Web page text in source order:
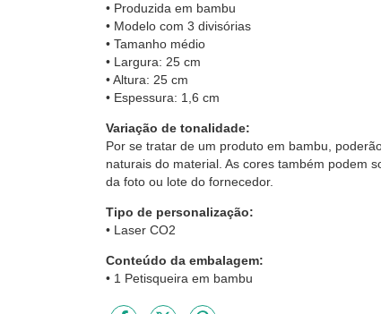
• Produzida em bambu
• Modelo com 3 divisórias
• Tamanho médio
• Largura: 25 cm
• Altura: 25 cm
• Espessura: 1,6 cm
Variação de tonalidade:
Por se tratar de um produto em bambu,
naturais do material. As cores também podem
da foto ou lote do fornecedor.
Tipo de personalização:
• Laser CO2
Conteúdo da embalagem:
• 1 Petisqueira em bambu